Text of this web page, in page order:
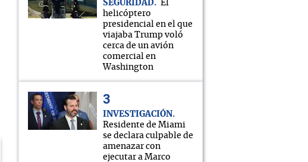
SEGURIDAD
El
helicóptero
presidencial en el que
viajaba Trump voló
cerca de un avión
comercial en
Washington
INVESTIGACIÓN
Residente de Miami
se declara culpable de
amenazar con
ejecutar a Marco